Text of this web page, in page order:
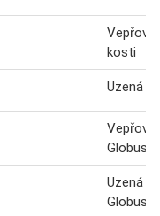
Vepřová
kosti
Uzená
Vepřová
Globus
Uzená
Globus